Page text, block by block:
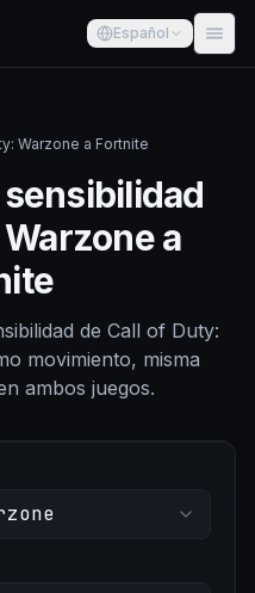
Español
Warzone a Fortnite
a
de Call of Duty:
movimiento, misma
ambos juegos.